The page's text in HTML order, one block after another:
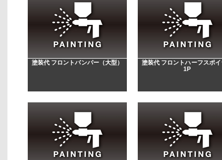
塗装代 フロントバンパー（大型）
塗装代 フロントハーフスポ
1P